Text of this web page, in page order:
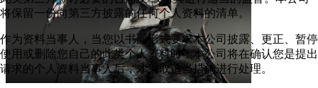
将保留一份向第三方披露的任何个人资料的清单。
作为资料当事人，当您以书面形式要求本公司披露、更正、暂停
使用或删除您自己的此类个人资料时，本公司将在确认您是提出
请求的个人资料当事人后，才采取适当措施进行处理。